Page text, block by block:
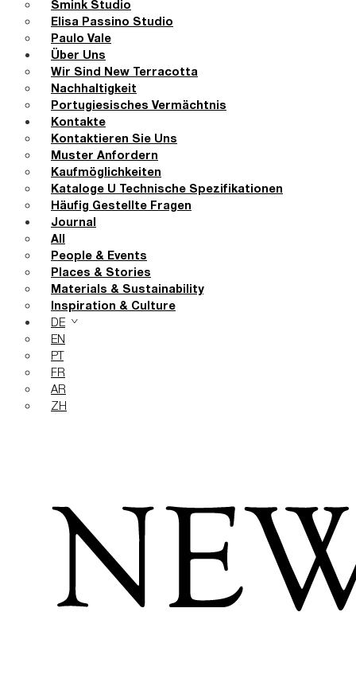
Smink Studio
Elisa Passino Studio
Paulo Vale
Über Uns
Wir Sind New Terracotta
Nachhaltigkeit
Portugiesisches Vermächtnis
Kontakte
Kontaktieren Sie Uns
Muster Anfordern
Kaufmöglichkeiten
Kataloge U Technische Spezifikationen
Häufig Gestellte Fragen
Journal
All
People & Events
Places & Stories
Materials & Sustainability
Inspiration & Culture
DE
EN
PT
FR
AR
ZH